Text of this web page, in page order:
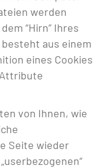
werden
“Hirn” Ihres
aus einem
eines Cookies
von Ihnen, wie
Seite wieder